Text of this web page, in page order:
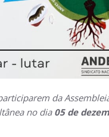
da
no dia 05 de